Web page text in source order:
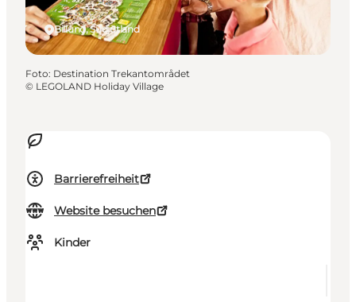
Barrierefreiheit
Website besuchen
Kinder
Billund, Südjütland
Foto: Destination Trekantområdet
© LEGOLAND Holiday Village